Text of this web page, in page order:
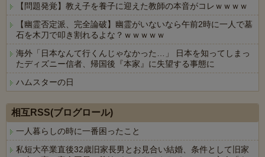
【問題発覚】教え子を養子に迎えた教師の本音がコレｗｗｗｗ
【幽霊否定派、完全論破】幽霊がいないなら午前2時に一人で墓
石を木刀で叩き割れるよな？ｗｗｗｗｗ
海外「日本なんて行くんじゃなかった…」 日本を知ってしまっ
たディズニー信者、帰国後『本家』に失望する事態に
ハムスターの日
相互RSS(ブログロール)
一人暮らしの時に一番困ったこと
私短大卒業直後32歳旧家長男とお見合い結婚、条件として旧家